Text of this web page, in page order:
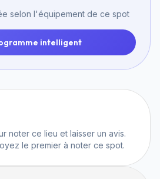
selon l'équipement de ce spot
intelligent
noter ce lieu et laisser un avis.
le premier à noter ce spot.